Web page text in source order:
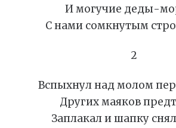
И могучие деды-
С нами сомкнутым
2
Вспыхнул над молом
Других маяков
Заплакал и шапку